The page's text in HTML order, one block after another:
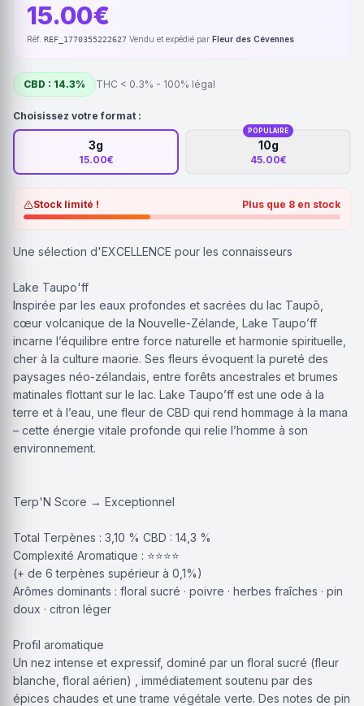
15.00€
Réf. REF_1770355222627 Vendu et expédié par Fleur des Cévennes
CBD : 14.3% THC < 0.3% - 100% légal
Choisissez votre format :
3g
15.00€
POPULAIRE
10g
45.00€
Stock limité ! Plus que 8 en stock
Une sélection d'EXCELLENCE pour les connaisseurs
Lake Taupo'ff
Inspirée par les eaux profondes et sacrées du lac Taupō,
cœur volcanique de la Nouvelle-Zélande, Lake Taupo’ff
incarne l’équilibre entre force naturelle et harmonie spirituelle,
cher à la culture maorie. Ses fleurs évoquent la pureté des
paysages néo-zélandais, entre forêts ancestrales et brumes
matinales flottant sur le lac. Lake Taupo’ff est une ode à la
terre et à l’eau, une fleur de CBD qui rend hommage à la mana
– cette énergie vitale profonde qui relie l’homme à son
environnement.
Terp'N Score → Exceptionnel
Total Terpènes : 3,10 % CBD : 14,3 %
Complexité Aromatique : ⭐⭐⭐⭐
(+ de 6 terpènes supérieur à 0,1%)
Arômes dominants : floral sucré · poivre · herbes fraîches · pin
doux · citron léger
Profil aromatique
Un nez intense et expressif, dominé par un floral sucré (fleur
blanche, floral aérien) , immédiatement soutenu par des
épices chaudes et une trame végétale verte. Des notes de pin